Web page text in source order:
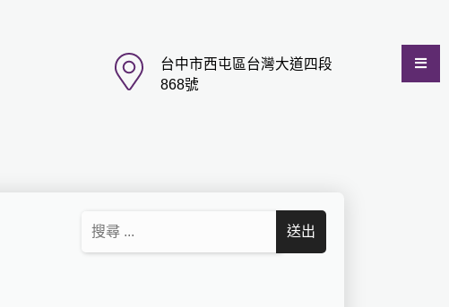
台中市西屯區台灣大道四段
868號